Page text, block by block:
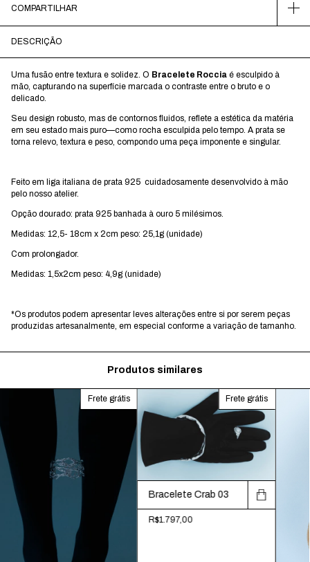
COMPARTILHAR
DESCRIÇÃO
Uma fusão entre textura e solidez. O Bracelete Roccia é esculpido à
mão, capturando na superfície marcada o contraste entre o bruto e o
delicado.
Seu design robusto, mas de contornos fluidos, reflete a estética da matéria
em seu estado mais puro—como rocha esculpida pelo tempo. A prata se
torna relevo, textura e peso, compondo uma peça imponente e singular.
Feito em liga italiana de prata 925 cuidadosamente desenvolvido à mão
pelo nosso atelier.
Opção dourado: prata 925 banhada à ouro 5 milésimos.
Medidas: 12,5- 18cm x 2cm peso: 25,1g (unidade)
Com prolongador.
Medidas: 1,5x2cm peso: 4,9g (unidade)
*Os produtos podem apresentar leves alterações entre si por serem peças
produzidas artesanalmente, em especial conforme a variação de tamanho.
Produtos similares
Frete grátis Frete grátis
Bracelete Crab 03
R$1.797,00